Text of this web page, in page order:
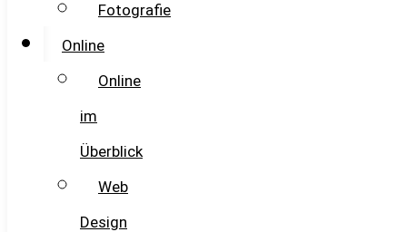
Fotografie
Online
Online
im
Überblick
Web
Design